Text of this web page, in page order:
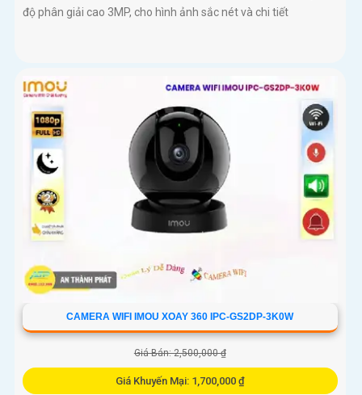
độ phân giải cao 3MP, cho hình ảnh sắc nét và chi tiết
CAMERA WIFI IMOU XOAY 360 IPC-GS2DP-3K0W
Giá Bán: 2,500,000 ₫
Giá Khuyến Mại: 1,700,000 ₫